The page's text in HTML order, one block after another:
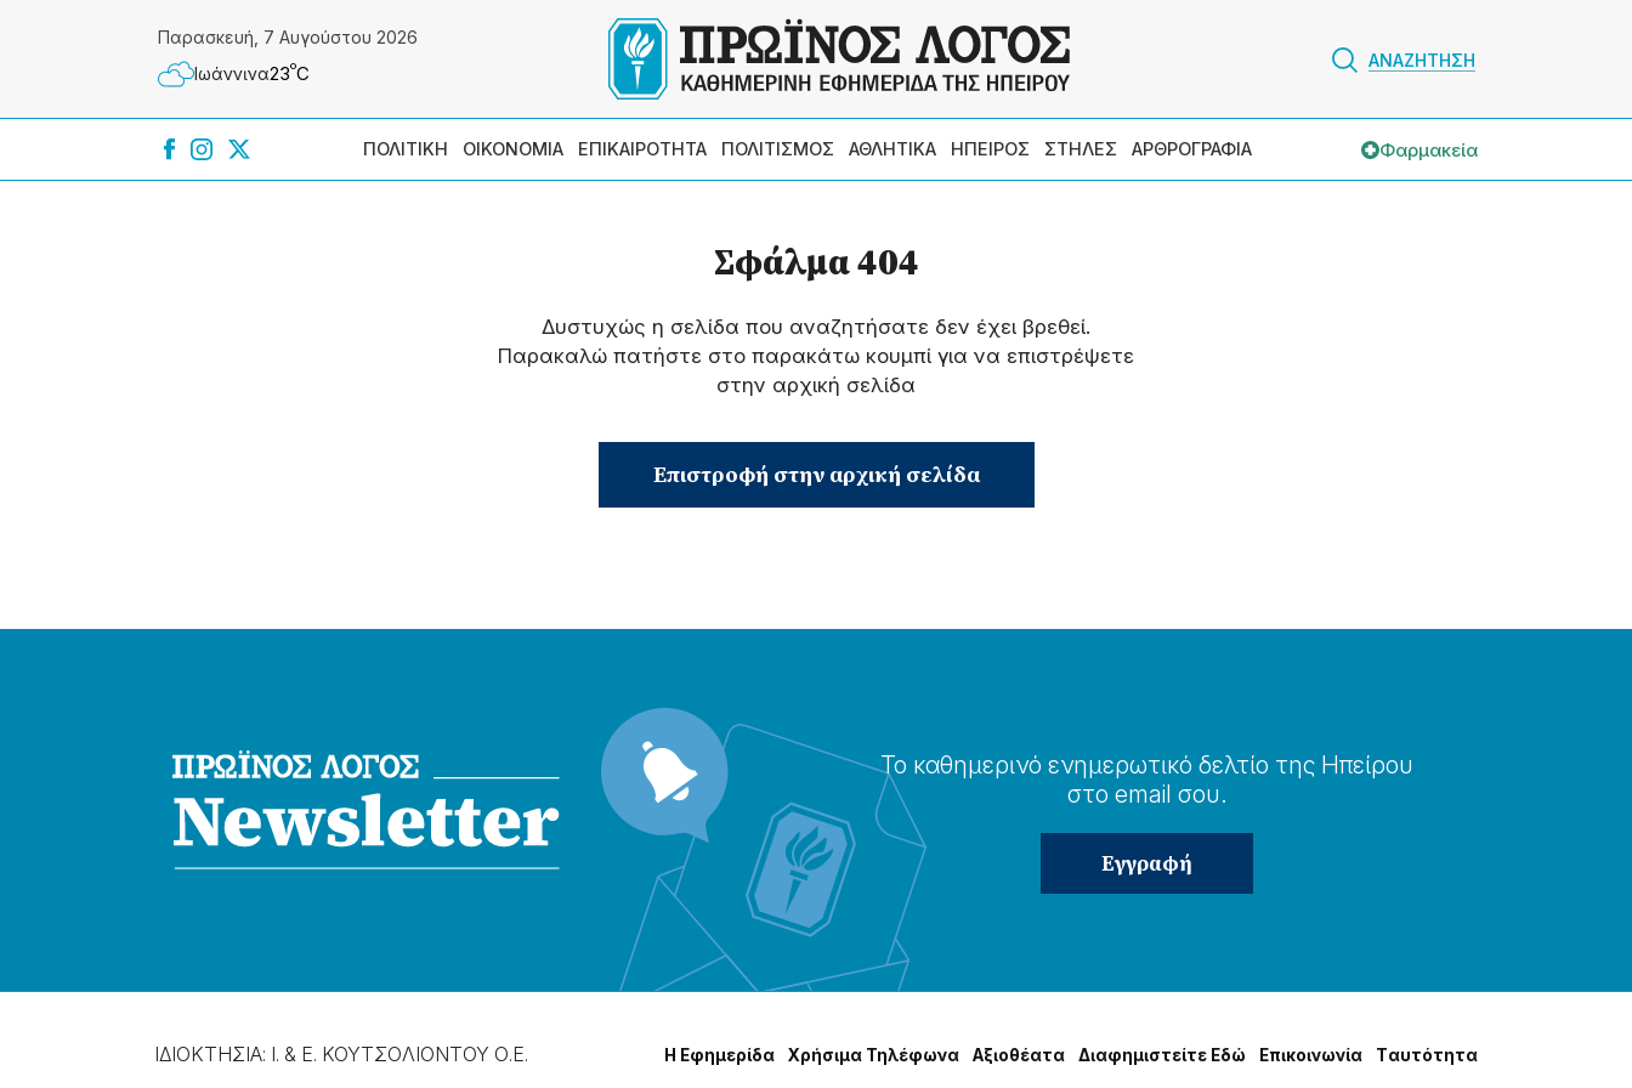
Παρασκευή, 7 Αυγούστου 2026
Ιωάννɩνα23ºC
ΑΝΑΖΗΤΗΣΗ
ΠΟΛΙΤΙΚΗ ΟΙΚΟΝΟΜΙΑ ΕΠΙΚΑΙΡΟΤΗΤΑ ΠΟΛΙΤΙΣΜΟΣ ΑΘΛΗΤΙΚΑ ΗΠΕΙΡΟΣ ΣΤΗΛΕΣ ΑΡΘΡΟΓΡΑΦΙΑ Φαρμακεία
Σφάλμα 404
Δυστυχώς η σελίδα που αναζητήσατε δεν έχει βρεθεί.
Παρακαλώ πατήστε στο παρακάτω κουμπί για να επιστρέψετε
στην αρχική σελίδα
Επιστροφή στην αρχική σελίδα
Το καθημερɩνό ενημερωτɩκό δελτίο της Ηπείρου
στο email σου.
ΙΔΙΟΚΤΗΣΙΑ: Ι. & Ε. ΚΟΥΤΣΟΛΙΟΝΤΟΥ Ο.Ε. Η Εφημερίδα Χρήσɩμα Τηλέφωνα Αξɩοθέατα Δɩαφημɩστείτε Εδώ Επɩκοɩνωνία Tαυτότητα